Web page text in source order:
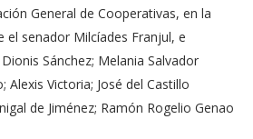
General de Cooperativas, en la
el senador Milcíades Franjul, e
Sánchez; Melania Salvador
Alexis Victoria; José del Castillo
de Jiménez; Ramón Rogelio Genao